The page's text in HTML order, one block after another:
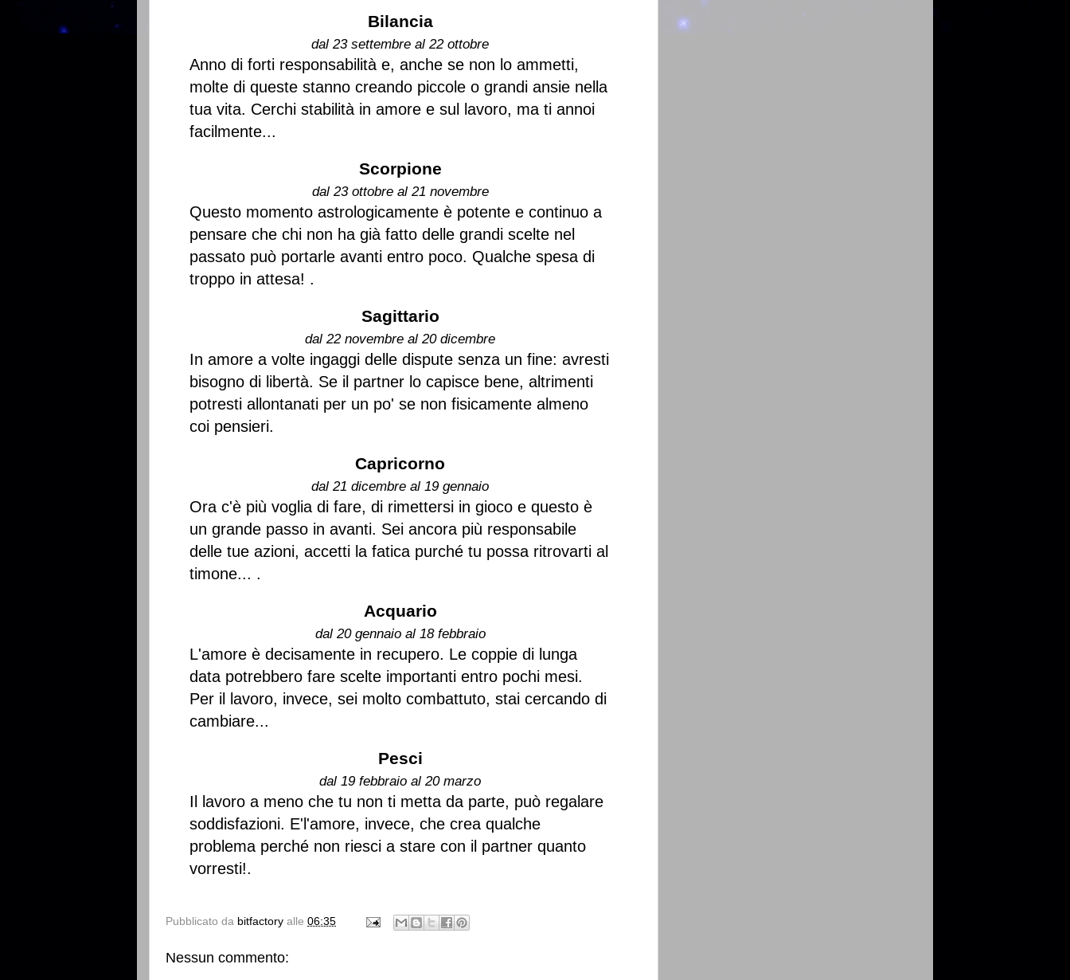
Bilancia
dal 23 settembre al 22 ottobre
Anno di forti responsabilità e, anche se non lo ammetti,
molte di queste stanno creando piccole o grandi ansie nella
tua vita. Cerchi stabilità in amore e sul lavoro, ma ti annoi
facilmente...
Scorpione
dal 23 ottobre al 21 novembre
Questo momento astrologicamente è potente e continuo a
pensare che chi non ha già fatto delle grandi scelte nel
passato può portarle avanti entro poco. Qualche spesa di
troppo in attesa! .
Sagittario
dal 22 novembre al 20 dicembre
In amore a volte ingaggi delle dispute senza un fine: avresti
bisogno di libertà. Se il partner lo capisce bene, altrimenti
potresti allontanati per un po' se non fisicamente almeno
coi pensieri.
Capricorno
dal 21 dicembre al 19 gennaio
Ora c'è più voglia di fare, di rimettersi in gioco e questo è
un grande passo in avanti. Sei ancora più responsabile
delle tue azioni, accetti la fatica purché tu possa ritrovarti al
timone... .
Acquario
dal 20 gennaio al 18 febbraio
L'amore è decisamente in recupero. Le coppie di lunga
data potrebbero fare scelte importanti entro pochi mesi.
Per il lavoro, invece, sei molto combattuto, stai cercando di
cambiare...
Pesci
dal 19 febbraio al 20 marzo
Il lavoro a meno che tu non ti metta da parte, può regalare
soddisfazioni. E'l'amore, invece, che crea qualche
problema perché non riesci a stare con il partner quanto
vorresti!.
Pubblicato da bitfactory alle 06:35
Nessun commento: